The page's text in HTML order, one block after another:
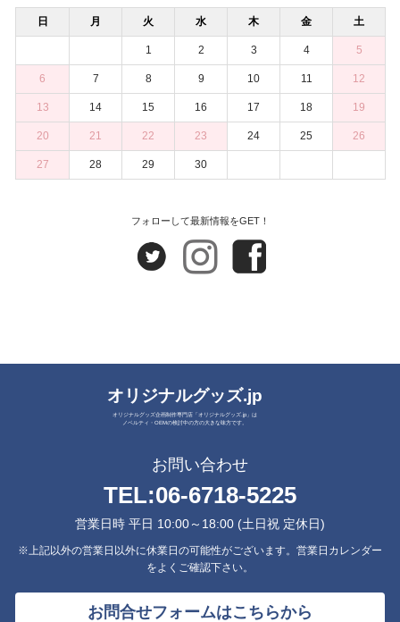
日 月 火 水 木 金 土
1 2 3 4 5
6 7 8 9 10 11 12
13 14 15 16 17 18 19
20 21 22 23 24 25 26
27 28 29 30
フォローして最新情報をGET！
オリジナルグッズ.jp
オリジナルグッズ企画制作専門店「オリジナルグッズ.jp」は
ノベルティ・OEMの検討中の方の大きな味方です。
お問い合わせ
TEL:06-6718-5225
営業日時 平日 10:00～18:00 (土日祝 定休日)
※上記以外の営業日以外に休業日の可能性がございます。営業日カレンダー
をよくご確認下さい。
お問合せフォームはこちらから